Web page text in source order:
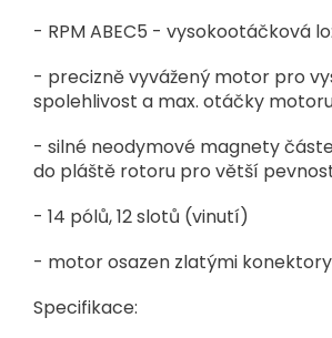
- RPM ABEC5 - vysokootáčková
- precizně vyvážený motor pro
spolehlivost a max. otáčky
- silné neodymové magnety
do pláště rotoru pro větší
- 14 pólů, 12 slotů (vinutí)
- motor osazen zlatými
Specifikace: